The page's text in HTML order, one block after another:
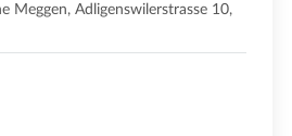
Meggen, Adligenswilerstrasse 10,